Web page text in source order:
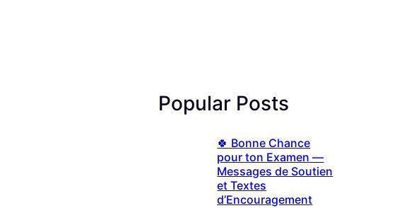
Popular Posts
🍀 Bonne Chance
pour ton Examen —
Messages de Soutien
et Textes
d’Encouragement